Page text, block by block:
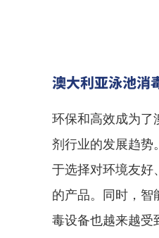
澳大利亚泳池消
环保和高效成为了
剂行业的发展趋势
于选择对环境友好
的产品。同时，智
毒设备也越来越受